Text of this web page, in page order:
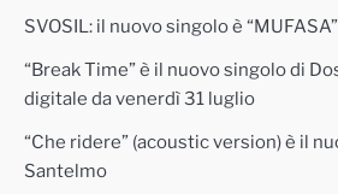
SVOSIL: il nuovo singolo è “MUFASA”
“Break Time” è il nuovo singolo di
digitale da venerdì 31 luglio
“Che ridere” (acoustic version) è il
Santelmo